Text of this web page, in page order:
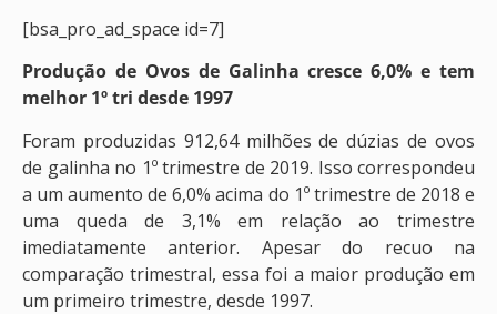
[bsa_pro_ad_space id=7]
Produção de Ovos de Galinha cresce 6,0% e tem
melhor 1º tri desde 1997
Foram produzidas 912,64 milhões de dúzias de ovos
de galinha no 1º trimestre de 2019. Isso correspondeu
a um aumento de 6,0% acima do 1º trimestre de 2018 e
uma queda de 3,1% em relação ao trimestre
imediatamente anterior. Apesar do recuo na
comparação trimestral, essa foi a maior produção em
um primeiro trimestre, desde 1997.